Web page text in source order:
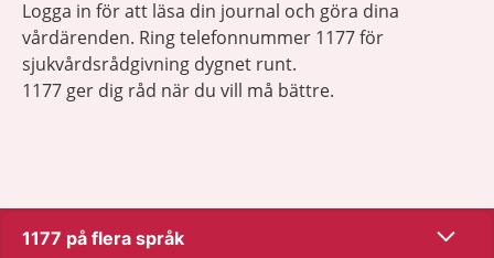
Logga in för att läsa din journal och göra dina
vårdärenden. Ring telefonnummer 1177 för
sjukvårdsrådgivning dygnet runt.
1177 ger dig råd när du vill må bättre.
1177 på flera språk Visa